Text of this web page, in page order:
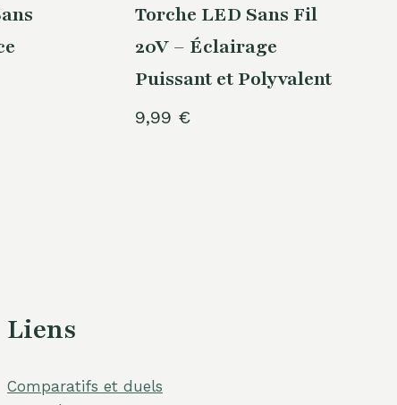
Torche LED Sans Fil
20V – Éclairage
Puissant et Polyvalent
9,99 €
Liens
Comparatifs et duels